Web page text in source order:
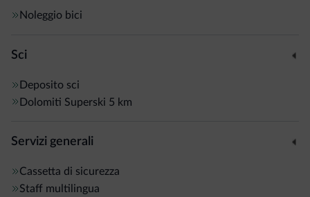
Noleggio bici
Sci
Deposito sci
Dolomiti Superski 5 km
Servizi generali
Cassetta di sicurezza
Staff multilingua